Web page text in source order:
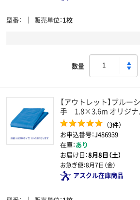
型番 販売単位 1枚
数量
【アウトレット】ブルー
手 1.8×3.6m オリジナ
（3件）
お申込番号：J486939
在庫：あり
お届け日：8月8日（土）
お急ぎ便：8月7日（金）
アスクル在庫商品